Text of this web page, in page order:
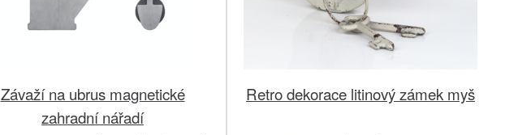
Závaží na ubrus magnetické
zahradní nářadí
Retro dekorace litinový zámek myš